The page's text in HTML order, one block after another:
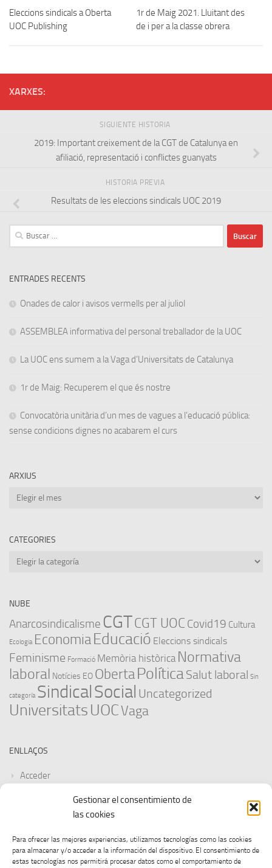
Gestionar el consentimiento de
las cookies
Para ofrecer las mejores experiencias, utilizamos tecnologías como las cookies
para almacenar y/o acceder a la información del dispositivo. El consentimiento de
estas tecnologías nos permitirá procesar datos como el comportamiento de
Eleccions sindicals a Oberta
UOC Publishing
1r de Maig 2021. Lluitant des
de i per a la classe obrera
XARXES:
SIGUIENTE HISTORIA
2019: Important creixement de la CGT de Catalunya en
afiliació, representació i conflictes guanyats
HISTORIA PREVIA
Resultats de les eleccions sindicals UOC 2019
Buscar:
ENTRADES RECENTS
Onades de calor i avisos vermells per al juliol
ASSEMBLEA informativa del personal treballador de la UOC
La UOC ens sumem a la Vaga d’Universitats de Catalunya
1r de Maig: Recuperem el que és nostre
Convocatòria unitària d’un mes de vagues a l’educació pública:
sense condicions dignes no acabarem el curs
ARXIUS
Arxius
CATEGORIES
Categories
NUBE
Anarcosindicalisme CGTCGT UOC Covid19 Cultura
Ecologia EconomiaEducació Eleccions sindicals
Feminisme Formació Memòria històrica Normativa
laboral Notícies EO ObertaPolíticaSalut laboral Sin
categoría SindicalSocial Uncategorized
UniversitatsUOCVaga
ENLLAÇOS
Acceder
Feed de entradas
WordPress.org